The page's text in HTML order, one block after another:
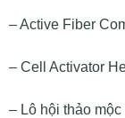
– Active Fiber
– Cell Activator
– Lô hội thảo